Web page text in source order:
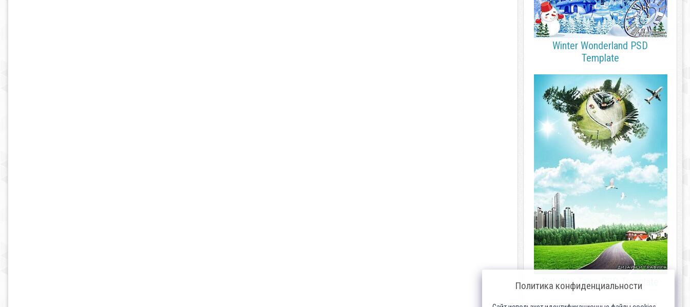
Winter Wonderland PSD
Template
Satellite Town PSD Template
Политика конфиденциальности